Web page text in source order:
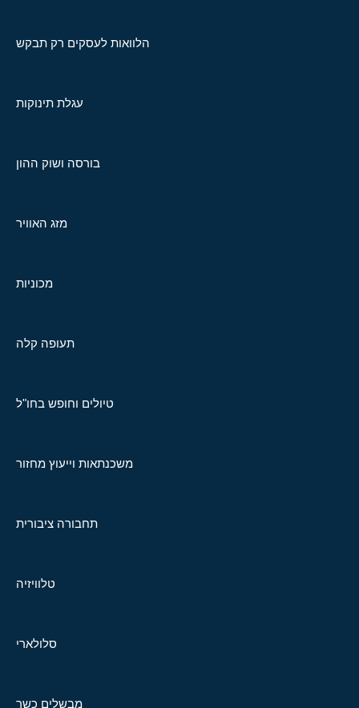
הלוואות לעסקים רק תבקש
עגלת תינוקות
בורסה ושוק ההון
מזג האוויר
מכוניות
תעופה קלה
טיולים וחופש בחו"ל
משכנתאות וייעוץ מחזור
תחבורה ציבורית
טלוויזיה
סלולארי
מבשלים כשר